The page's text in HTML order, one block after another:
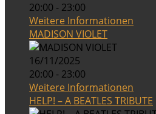
20:00 - 23:00
Weitere Informationen
MADISON VIOLET
16/11/2025
20:00 - 23:00
Weitere Informationen
HELP! – A BEATLES TRIBUTE